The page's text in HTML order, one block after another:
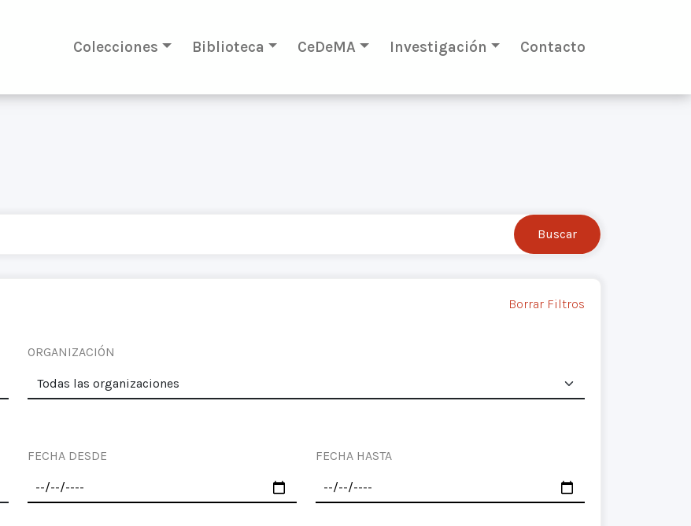
Colecciones Biblioteca CeDeMA Investigación Contacto
Borrar Filtros
ORGANIZACIÓN
FECHA DESDE FECHA HASTA